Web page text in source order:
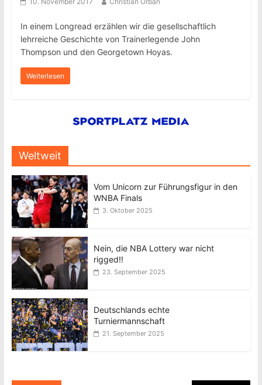
In einem Longread erzählen wir die gesellschaftlich
lehrreiche Geschichte von Trainerlegende John
Thompson und den Georgetown Hoyas.
Weiterlesen
Weltweit
Vom Unicorn zur Führungsfigur in den
WNBA Finals
3. Oktober 2025
Nein, die NBA Lottery war nicht
rigged!!
23. September 2025
Deutschlands echte
Turniermannschaft
21. September 2025